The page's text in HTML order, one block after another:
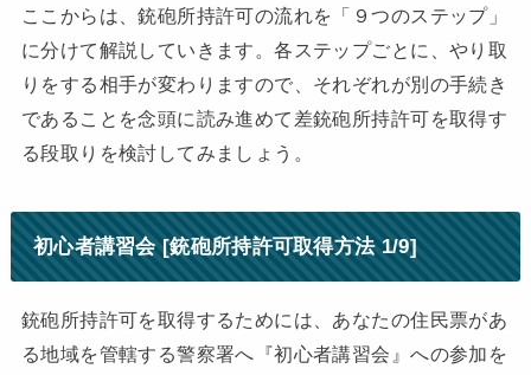
ここからは、銃砲所持許可の流れを「９つのステップ」
に分けて解説していきます。各ステップごとに、やり取
りをする相手が変わりますので、それぞれが別の手続き
であることを念頭に読み進めて差銃砲所持許可を取得す
る段取りを検討してみましょう。
初心者講習会 [銃砲所持許可取得方法 1/9]
銃砲所持許可を取得するためには、あなたの住民票があ
る地域を管轄する警察署へ『初心者講習会』への参加を